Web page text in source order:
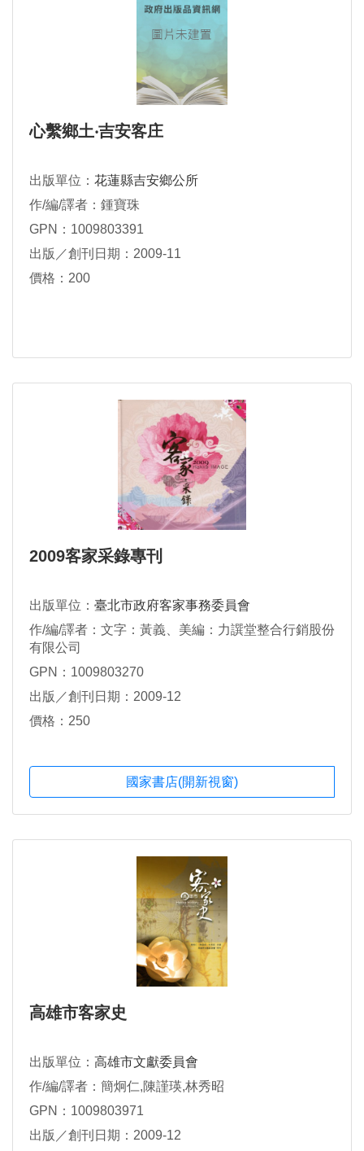
心繫鄉土‧吉安客庄
出版單位： 花蓮縣吉安鄉公所
作/編/譯者：鍾寶珠
GPN：1009803391
出版／創刊日期：2009-11
價格：200
2009客家采錄專刊
出版單位： 臺北市政府客家事務委員會
作/編/譯者：文字：黃義、美編：力譔堂整合行銷股份
有限公司
GPN：1009803270
出版／創刊日期：2009-12
價格：250
國家書店(開新視窗)
高雄市客家史
出版單位： 高雄市文獻委員會
作/編/譯者：簡炯仁,陳謹瑛,林秀昭
GPN：1009803971
出版／創刊日期：2009-12